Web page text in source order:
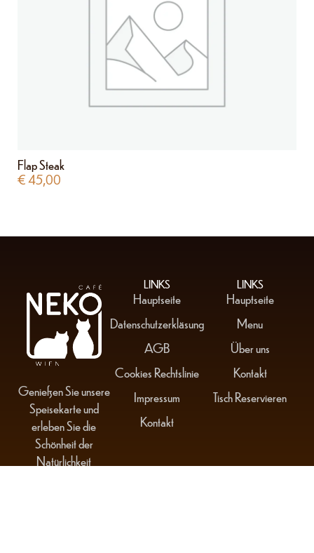
Flap Steak
€45,00
LINKS
Hauptseite
Datenschutzerkläsung
AGB
Cookies Rechtslinie
Impressum
Kontakt
Genießen Sie unsere
Speisekarte und
erleben Sie die
Schönheit der
Natürlichkeit
LINKS
Hauptseite
Menu
Über uns
Kontakt
Tisch Reservieren